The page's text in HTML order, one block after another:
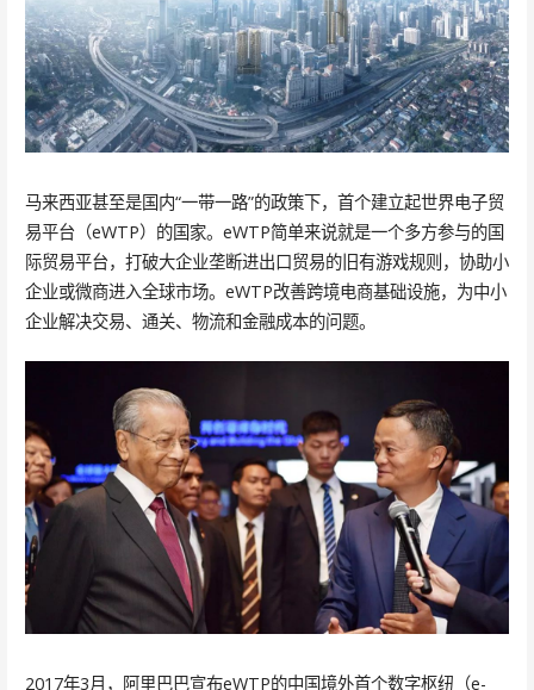
马来西亚甚至是国内“一带一路”的政策下，首个建立起世界电子贸
易平台（eWTP）的国家。eWTP简单来说就是一个多方参与的国
际贸易平台，打破大企业垄断进出口贸易的旧有游戏规则，协助小
企业或微商进入全球市场。eWTP改善跨境电商基础设施，为中小
企业解决交易、通关、物流和金融成本的问题。
2017年3月，阿里巴巴宣布eWTP的中国境外首个数字枢纽（e-